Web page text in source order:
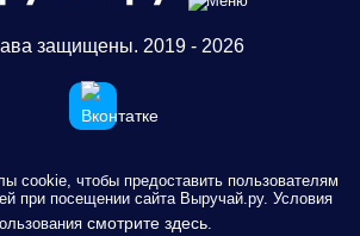
защищены. 2019 - 2026
cookie, чтобы предоставить пользователям
при посещении сайта Выручай.ру. Условия
смотрите здесь.